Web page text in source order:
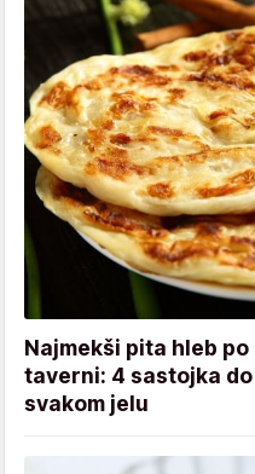
Najmekši pita hleb
taverni: 4 sastojka
svakom jelu